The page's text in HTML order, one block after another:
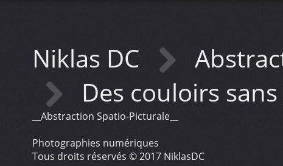
Niklas DC
Des couloirs
__Abstraction Spatio-Picturale__
Photographies numériques
Tous droits réservés © 2017 NiklasDC